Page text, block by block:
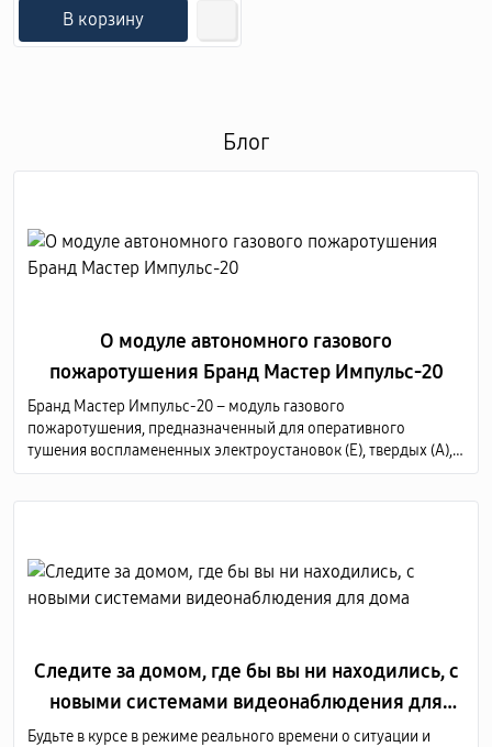
В корзину
Блог
О модуле автономного газового
пожаротушения Бранд Мастер Импульс-20
Бранд Мастер Импульс-20 – модуль газового
пожаротушения, предназначенный для оперативного
тушения воспламененных электроустановок (Е), твердых (А),
жидких (В) и газообразных (С) горючих веществ по всему
Следите за домом, где бы вы ни находились, с
новыми системами видеонаблюдения для
дома
Будьте в курсе в режиме реального времени о ситуации и